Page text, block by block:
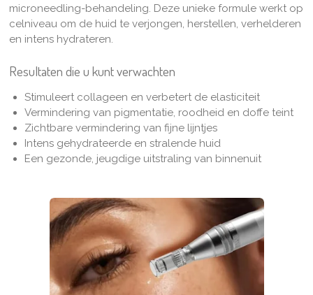
microneedling-behandeling. Deze unieke formule werkt op
celniveau om de huid te verjongen, herstellen, verhelderen
en intens hydrateren.
Resultaten die u kunt verwachten
Stimuleert collageen en verbetert de elasticiteit
Vermindering van pigmentatie, roodheid en doffe teint
Zichtbare vermindering van fijne lijntjes
Intens gehydrateerde en stralende huid
Een gezonde, jeugdige uitstraling van binnenuit